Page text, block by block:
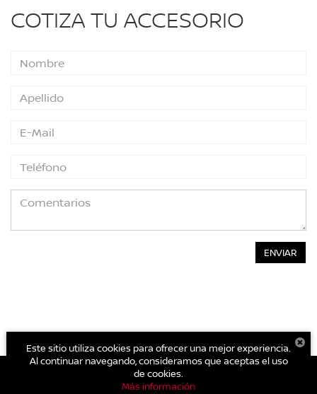
COTIZA TU ACCESORIO
Este sitio utiliza cookies para ofrecer una mejor experiencia.
Al continuar navegando, consideramos que aceptas el uso
de cookies.
Más información